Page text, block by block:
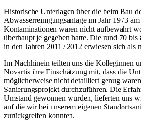
Historische Unterlagen über die beim Bau
Abwasserreinigungsanlage im Jahr 1973
Kontaminationen waren nicht aufbewahrt
überhaupt je gegeben hatte. Die rund 70 bis
in den Jahren 2011 / 2012 erwiesen sich als
Im Nachhinein teilten uns die Kolleginnen
Novartis ihre Einschätzung mit, dass die
möglicherweise nicht detailliert genug
Sanierungsprojekt durchzuführen. Die
Umstand gewonnen wurden, lieferten uns
auf die wir bei unserem eigenen
zurückgreifen konnten.